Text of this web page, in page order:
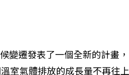
變遷發表了一個全新的計畫，
室氣體排放的成長量不再往上